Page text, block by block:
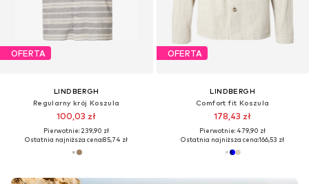
OFERTA
LINDBERGH
Regularny krój Koszula
100,03 zł
Pierwotnie: 239,90 zł
Ostatnia najniższa cena:85,74 zł
OFERTA
LINDBERGH
Comfort fit Koszula
178,43 zł
Pierwotnie: 479,90 zł
Ostatnia najniższa cena:166,53 zł